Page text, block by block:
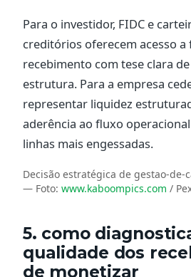
Para o investidor, FIDC e
creditórios oferecem acesso a
recebimento com tese clara
estrutura. Para a empresa
representar liquidez
aderência ao fluxo
linhas mais engessadas.
Decisão estratégica de gestao-de-
— Foto: www.kaboompics.com /
5. como
qualidade dos
de monetizar